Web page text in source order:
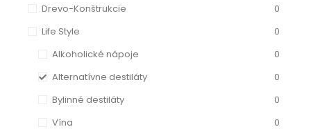
Drevo-Konštrukcie
0
Life Style
0
Alkoholické nápoje
0
Alternatívne destiláty
0
Bylinné destiláty
0
Vína
0